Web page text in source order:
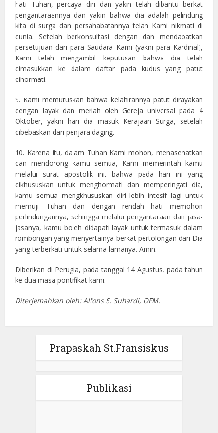
hati Tuhan, percaya diri dan yakin telah dibantu berkat
pengantaraannya dan yakin bahwa dia adalah pelindung
kita di surga dan persahabatannya telah Kami nikmati di
dunia. Setelah berkonsultasi dengan dan mendapatkan
persetujuan dari para Saudara Kami (yakni para Kardinal),
Kami telah mengambil keputusan bahwa dia telah
dimasukkan ke dalam daftar pada kudus yang patut
dihormati.
9. Kami memutuskan bahwa kelahirannya patut dirayakan
dengan layak dan meriah oleh Gereja universal pada 4
Oktober, yakni hari dia masuk Kerajaan Surga, setelah
dibebaskan dari penjara daging.
10. Karena itu, dalam Tuhan Kami mohon, menasehatkan
dan mendorong kamu semua, Kami memerintah kamu
melalui surat apostolik ini, bahwa pada hari ini yang
dikhususkan untuk menghormati dan memperingati dia,
kamu semua mengkhususkan diri lebih intesif lagi untuk
memuji Tuhan dan dengan rendah hati memohon
perlindungannya, sehingga melalui pengantaraan dan jasa-
jasanya, kamu boleh didapati layak untuk termasuk dalam
rombongan yang menyertainya berkat pertolongan dari Dia
yang terberkati untuk selama-lamanya. Amin.
Diberikan di Perugia, pada tanggal 14 Agustus, pada tahun
ke dua masa pontifikat kami.
Diterjemahkan oleh: Alfons S. Suhardi, OFM.
Prapaskah St.Fransiskus
Publikasi